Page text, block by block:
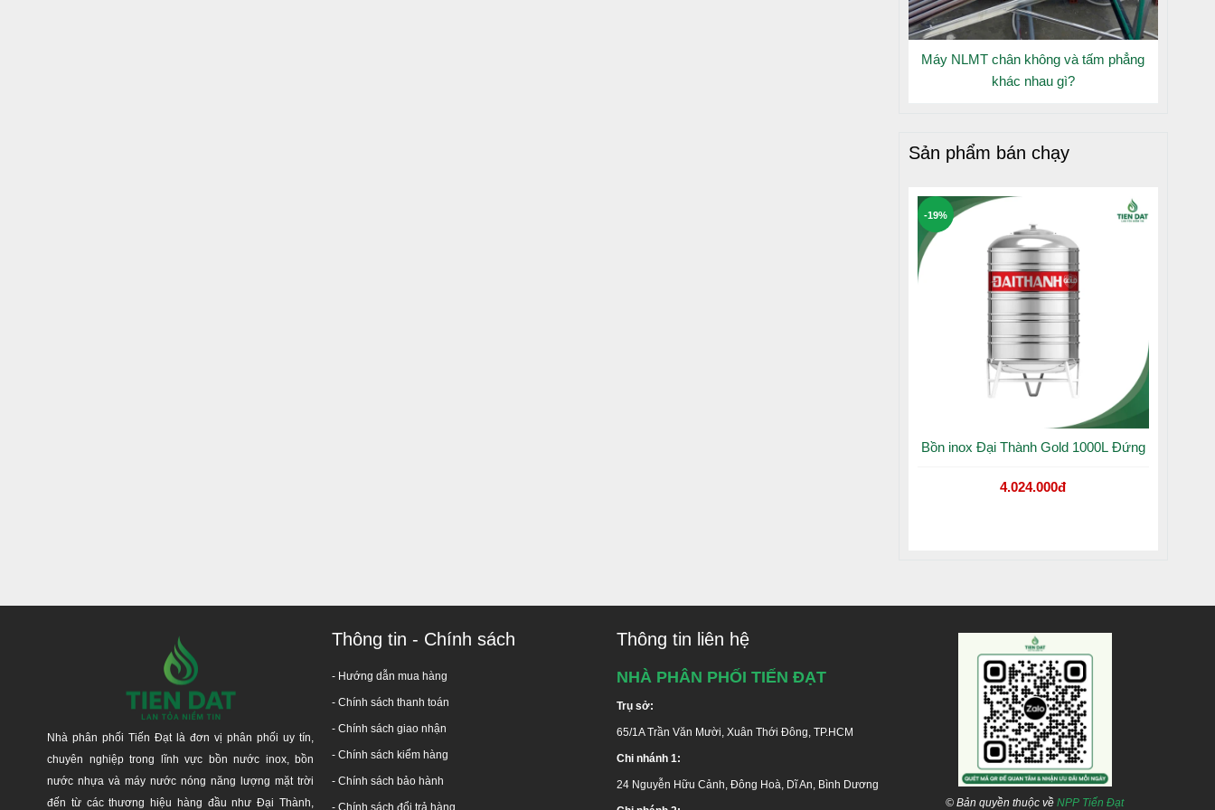
Kho Bình Chánh:Tỉnh lộ 10, Xã Lê Minh Xuân, H. Bình Chánh, TP.HCM
Kho Quận 8:Phạm Hùng, Q.8, TP.HCM
1800 646486 (
Máy NLMT chân không và tấm phẳng
khác nhau gì?
Sản phẩm bán chạy
Bồn inox Đại Thành Gold 1000L Đứng
4.024.000đ
-19%
Nhà phân phối Tiến Đạt là đơn vị phân phối uy tín,
chuyên nghiệp trong lĩnh vực bồn nước inox, bồn
nước nhựa và máy nước nóng năng lượng mặt trời
đến từ các thương hiệu hàng đầu như Đại Thành,
Thông tin - Chính sách
- Hướng dẫn mua hàng
- Chính sách thanh toán
- Chính sách giao nhận
- Chính sách kiểm hàng
- Chính sách bảo hành
- Chính sách đổi trả hàng
Thông tin liên hệ
NHÀ PHÂN PHỐI TIẾN ĐẠT
Trụ sở:
65/1A Trần Văn Mười, Xuân Thới Đông, TP.HCM
Chi nhánh 1:
24 Nguyễn Hữu Cảnh, Đông Hoà, Dĩ An, Bình Dương
© Bản quyền thuộc về NPP Tiến Đạt